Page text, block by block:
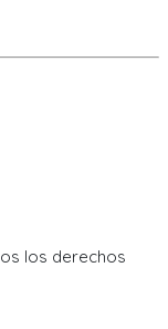
los derechos